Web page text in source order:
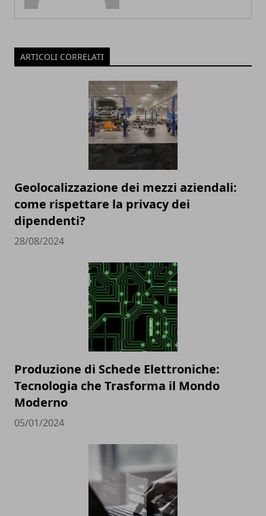
ARTICOLI CORRELATI
Geolocalizzazione dei mezzi aziendali:
come rispettare la privacy dei
dipendenti?
28/08/2024
Produzione di Schede Elettroniche:
Tecnologia che Trasforma il Mondo
Moderno
05/01/2024